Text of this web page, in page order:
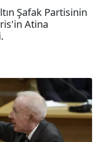
Şafak Partisinin
Atina